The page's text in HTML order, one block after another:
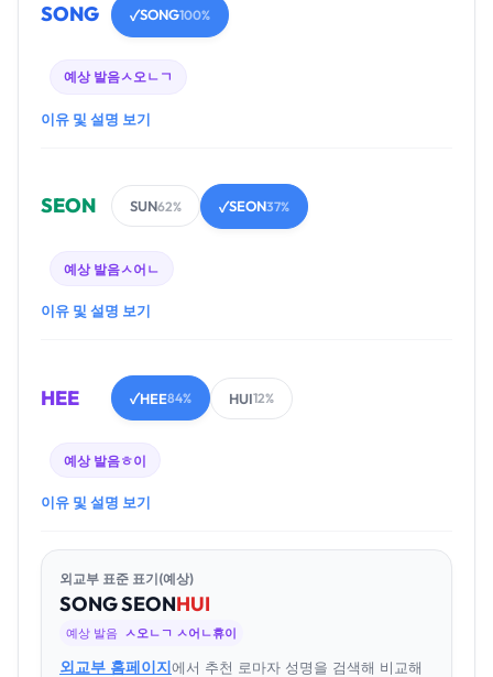
SONG ✓SONG100%
예상 발음ㅅ오ㄴㄱ
이유 및 설명 보기
SEON SUN62% ✓SEON37%
예상 발음ㅅ어ㄴ
이유 및 설명 보기
HEE ✓HEE84% HUI12%
예상 발음ㅎ이
이유 및 설명 보기
외교부 표준 표기(예상)
SONGSEONHUI
예상 발음 ㅅ오ㄴㄱ ㅅ어ㄴ휴이
외교부 홈페이지에서 추천 로마자 성명을 검색해 비교해